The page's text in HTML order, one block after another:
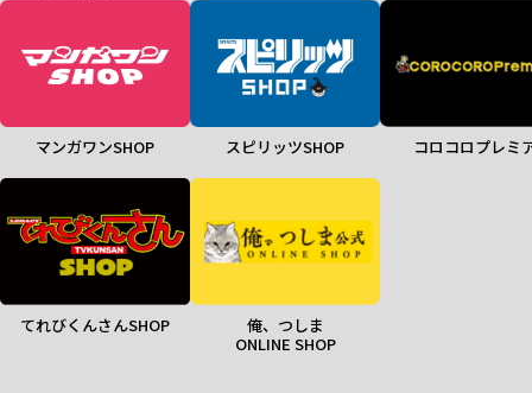
マンガワンSHOP スピリッツSHOP コロコロプレミ
てれびくんさんSHOP
俺、つしま
ONLINE SHOP